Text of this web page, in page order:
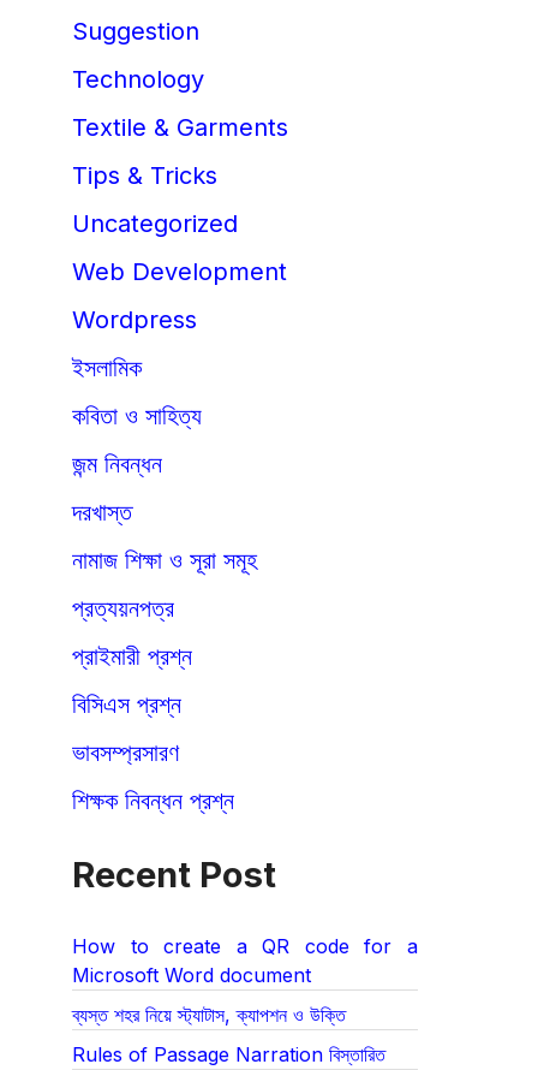
Suggestion
Technology
Textile & Garments
Tips & Tricks
Uncategorized
Web Development
Wordpress
ইসলামিক
কবিতা ও সাহিত্য
জন্ম নিবন্ধন
দরখাস্ত
নামাজ শিক্ষা ও সূরা সমূহ
প্রত্যয়নপত্র
প্রাইমারী প্রশ্ন
বিসিএস প্রশ্ন
ভাবসম্প্রসারণ
শিক্ষক নিবন্ধন প্রশ্ন
Recent Post
How to create a QR code for a
Microsoft Word document
ব্যস্ত শহর নিয়ে স্ট্যাটাস, ক্যাপশন ও উক্তি
Rules of Passage Narration বিস্তারিত